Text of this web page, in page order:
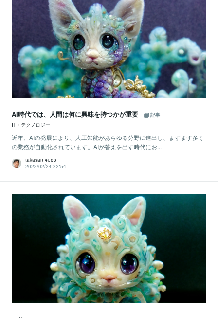
AI時代では、人間は何に興味を持つかが重要
記事
IT・テクノロジー
近年、AIの発展により、人工知能があらゆる分野に進出し、ますます多く
の業務が自動化されています。AIが答えを出す時代にお...
takasan 4088
2023/02/24 22:54